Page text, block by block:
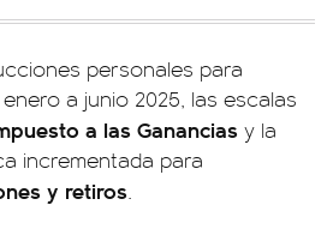
personales para
a junio 2025, las escalas
a las Ganancias y la
incrementada para
y retiros.